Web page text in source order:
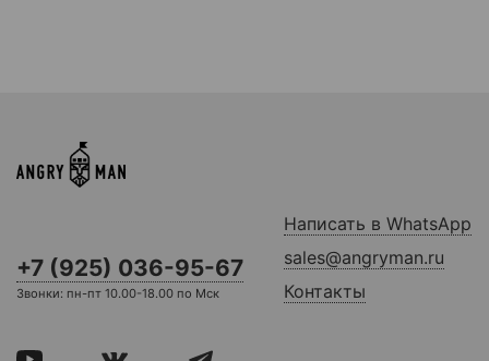
+7 (925) 036-95-67
Звонки: пн-пт 10.00-18.00 по Мск
Написать в WhatsApp
sales@angryman.ru
Контакты